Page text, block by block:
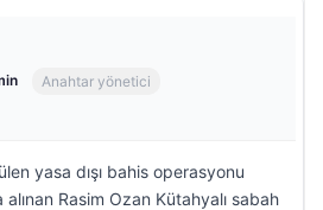
Anahtar yönetici
yasa dışı bahis operasyonu
alınan Rasim Ozan Kütahyalı sabah